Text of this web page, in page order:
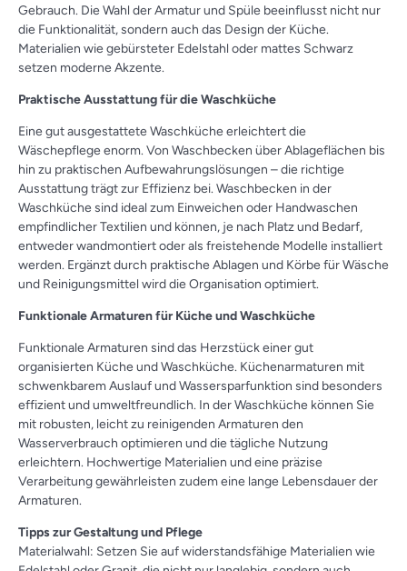
Gebrauch. Die Wahl der Armatur und Spüle beeinflusst nicht nur
die Funktionalität, sondern auch das Design der Küche.
Materialien wie gebürsteter Edelstahl oder mattes Schwarz
setzen moderne Akzente.
Praktische Ausstattung für die Waschküche
Eine gut ausgestattete Waschküche erleichtert die
Wäschepflege enorm. Von Waschbecken über Ablageflächen bis
hin zu praktischen Aufbewahrungslösungen – die richtige
Ausstattung trägt zur Effizienz bei. Waschbecken in der
Waschküche sind ideal zum Einweichen oder Handwaschen
empfindlicher Textilien und können, je nach Platz und Bedarf,
entweder wandmontiert oder als freistehende Modelle installiert
werden. Ergänzt durch praktische Ablagen und Körbe für Wäsche
und Reinigungsmittel wird die Organisation optimiert.
Funktionale Armaturen für Küche und Waschküche
Funktionale Armaturen sind das Herzstück einer gut
organisierten Küche und Waschküche. Küchenarmaturen mit
schwenkbarem Auslauf und Wassersparfunktion sind besonders
effizient und umweltfreundlich. In der Waschküche können Sie
mit robusten, leicht zu reinigenden Armaturen den
Wasserverbrauch optimieren und die tägliche Nutzung
erleichtern. Hochwertige Materialien und eine präzise
Verarbeitung gewährleisten zudem eine lange Lebensdauer der
Armaturen.
Tipps zur Gestaltung und Pflege
Materialwahl: Setzen Sie auf widerstandsfähige Materialien wie